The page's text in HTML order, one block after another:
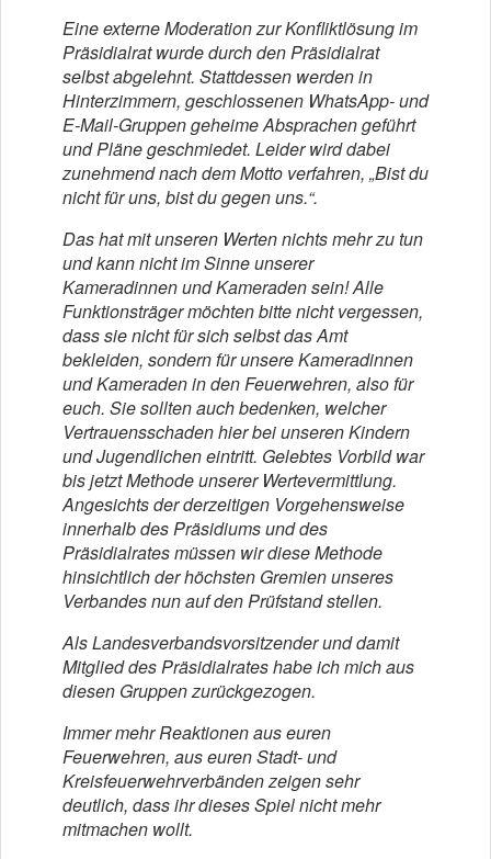
Eine externe Moderation zur Konfliktlösung im
Präsidialrat wurde durch den Präsidialrat
selbst abgelehnt. Stattdessen werden in
Hinterzimmern, geschlossenen WhatsApp- und
E-Mail-Gruppen geheime Absprachen geführt
und Pläne geschmiedet. Leider wird dabei
zunehmend nach dem Motto verfahren, „Bist du
nicht für uns, bist du gegen uns.“.
Das hat mit unseren Werten nichts mehr zu tun
und kann nicht im Sinne unserer
Kameradinnen und Kameraden sein! Alle
Funktionsträger möchten bitte nicht vergessen,
dass sie nicht für sich selbst das Amt
bekleiden, sondern für unsere Kameradinnen
und Kameraden in den Feuerwehren, also für
euch. Sie sollten auch bedenken, welcher
Vertrauensschaden hier bei unseren Kindern
und Jugendlichen eintritt. Gelebtes Vorbild war
bis jetzt Methode unserer Wertevermittlung.
Angesichts der derzeitigen Vorgehensweise
innerhalb des Präsidiums und des
Präsidialrates müssen wir diese Methode
hinsichtlich der höchsten Gremien unseres
Verbandes nun auf den Prüfstand stellen.
Als Landesverbandsvorsitzender und damit
Mitglied des Präsidialrates habe ich mich aus
diesen Gruppen zurückgezogen.
Immer mehr Reaktionen aus euren
Feuerwehren, aus euren Stadt- und
Kreisfeuerwehrverbänden zeigen sehr
deutlich, dass ihr dieses Spiel nicht mehr
mitmachen wollt.